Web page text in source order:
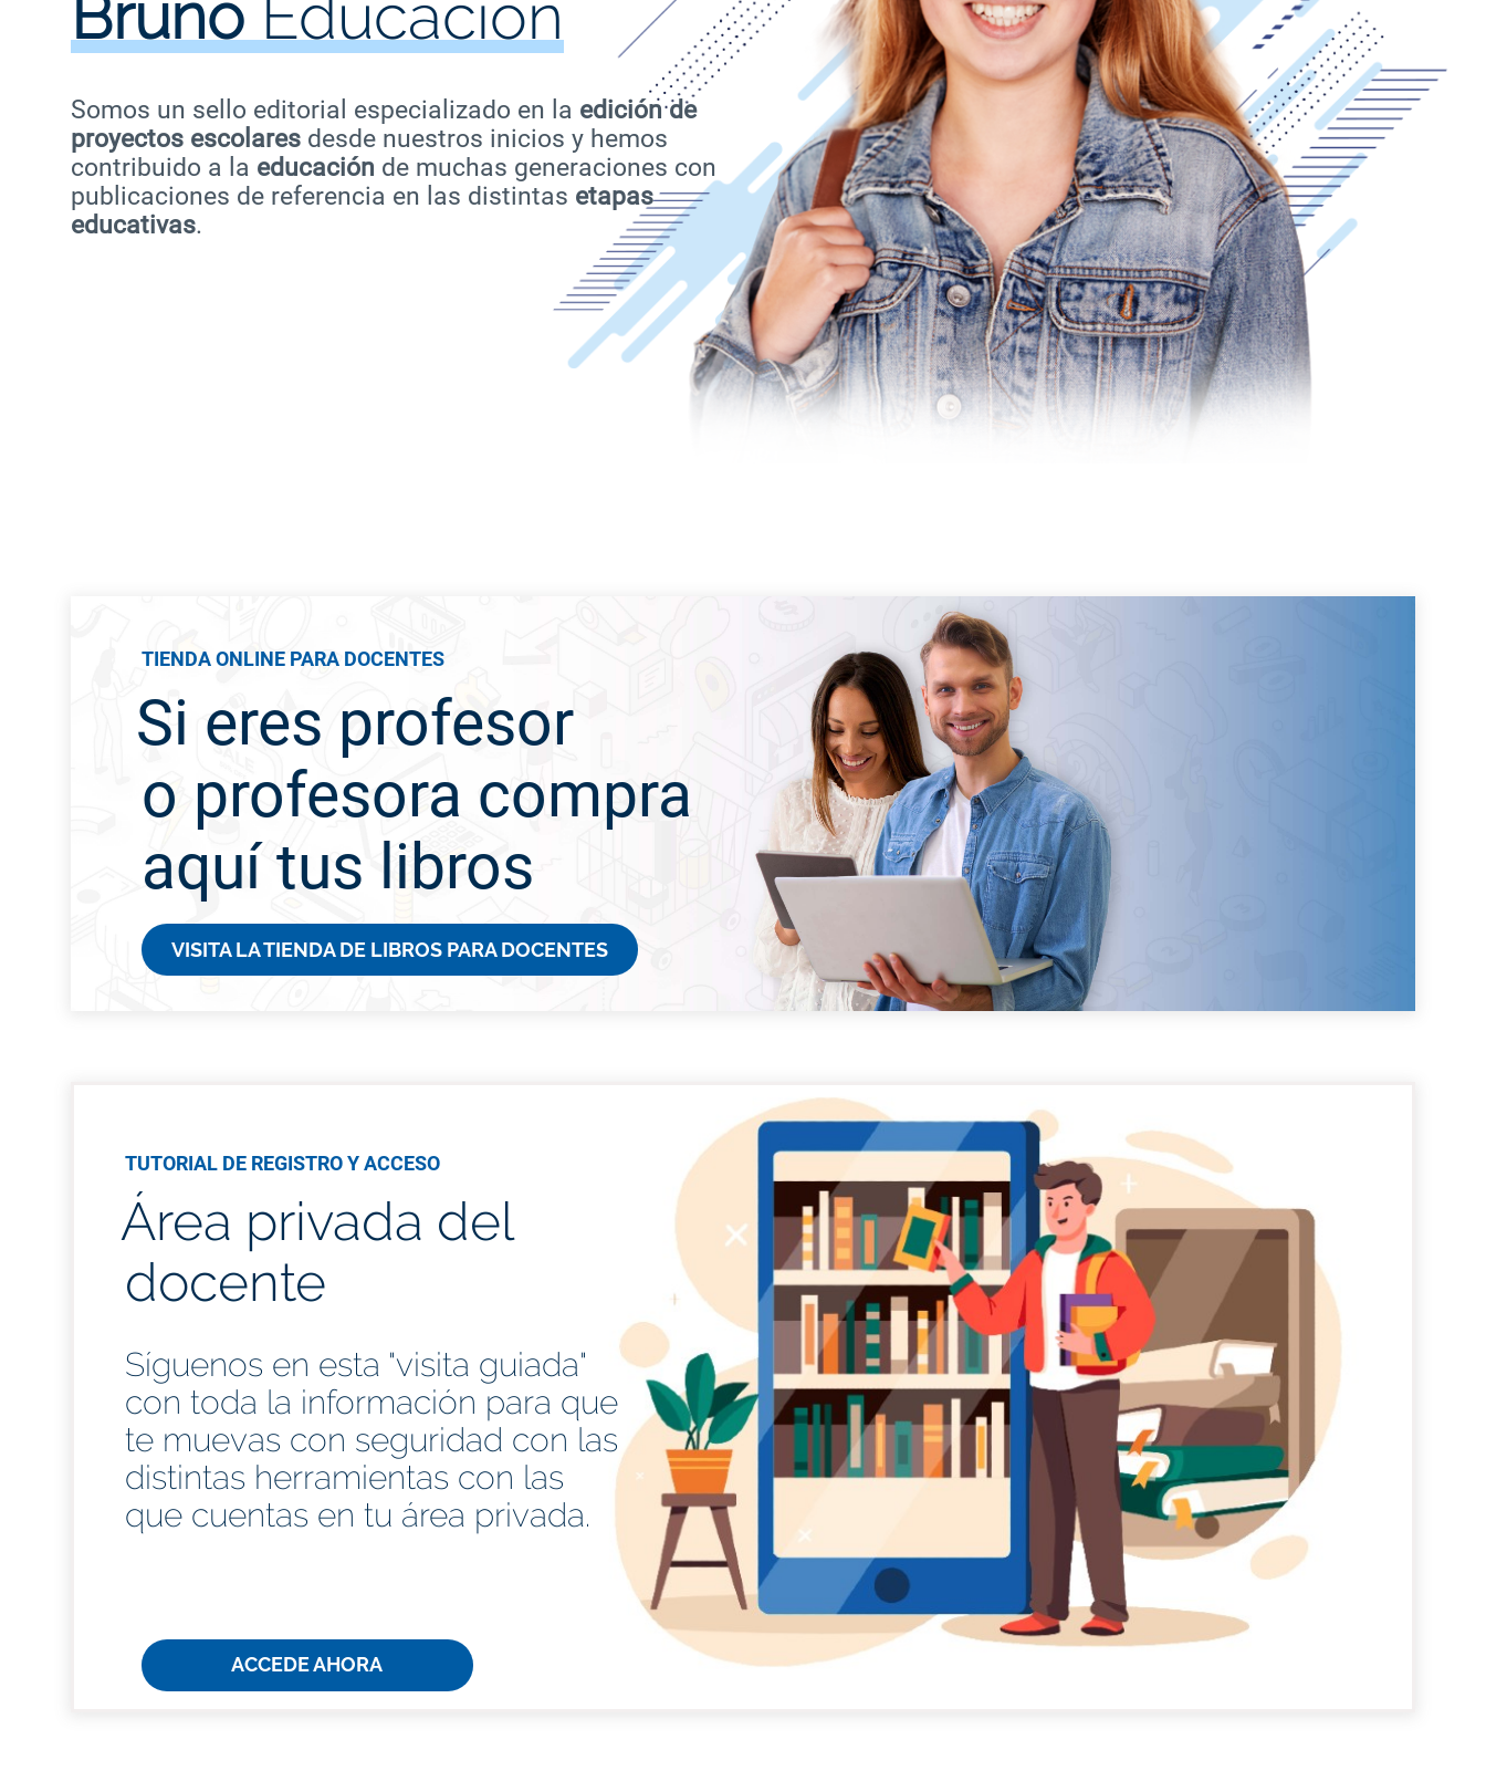
Bruño Educación
Somos un sello editorial especializado en la edición de
proyectos escolares desde nuestros inicios y hemos
contribuido a la educación de muchas generaciones con
publicaciones de referencia en las distintas etapas
educativas.
TIENDA ONLINE PARA DOCENTES
Si eres profesor
o profesora compra
aquí tus libros
VISITA LA TIENDA DE LIBROS PARA DOCENTES
TUTORIAL DE REGISTRO Y ACCESO
Área privada del
docente
Síguenos en esta "visita guiada"
con toda la información para que
te muevas con seguridad con las
distintas herramientas con las
que cuentas en tu área privada.
ACCEDE AHORA